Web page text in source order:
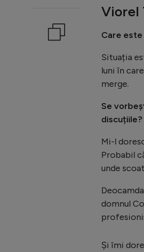
Viorel
Care
Situația
luni în
merge.
Se
discuțiile?
Mi-l
Probabil
unde
domnul
Și îmi